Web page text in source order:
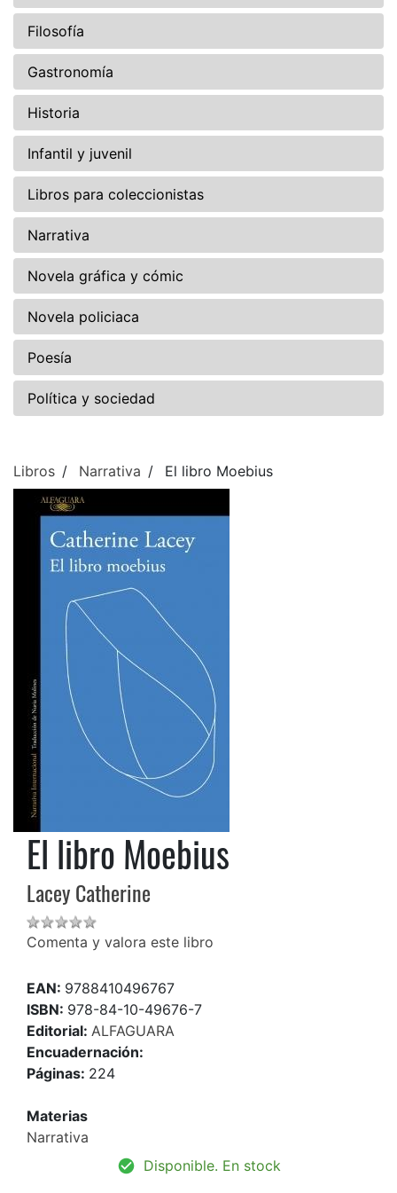
Filosofía
Gastronomía
Historia
Infantil y juvenil
Libros para coleccionistas
Narrativa
Novela gráfica y cómic
Novela policiaca
Poesía
Política y sociedad
Libros Narrativa El libro Moebius
El libro Moebius
Lacey Catherine
Comenta y valora este libro
EAN: 9788410496767
ISBN: 978-84-10-49676-7
Editorial: ALFAGUARA
Encuadernación:
Páginas: 224
Materias
Narrativa
Disponible. En stock